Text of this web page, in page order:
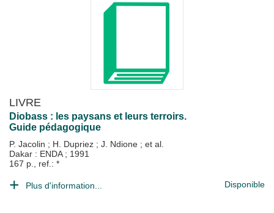
LIVRE
Diobass : les paysans et leurs terroirs.
Guide pédagogique
P. Jacolin ; H. Dupriez ; J. Ndione ; et al.
Dakar : ENDA ; 1991
167 p., ref.: *
Plus d'information... Disponible